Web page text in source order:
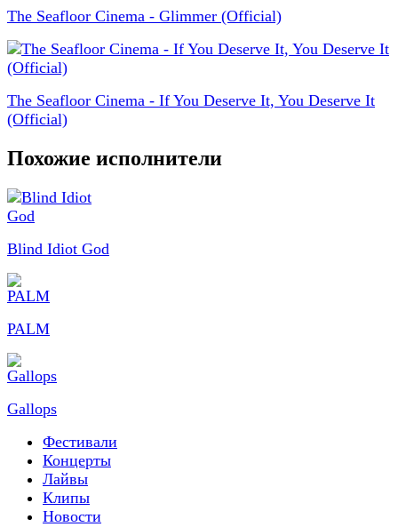
The Seafloor Cinema - Glimmer (Official)
The Seafloor Cinema - If You Deserve It, You Deserve It
(Official)
Похожие исполнители
Blind Idiot God
PALM
Gallops
Фестивали
Концерты
Лайвы
Клипы
Новости